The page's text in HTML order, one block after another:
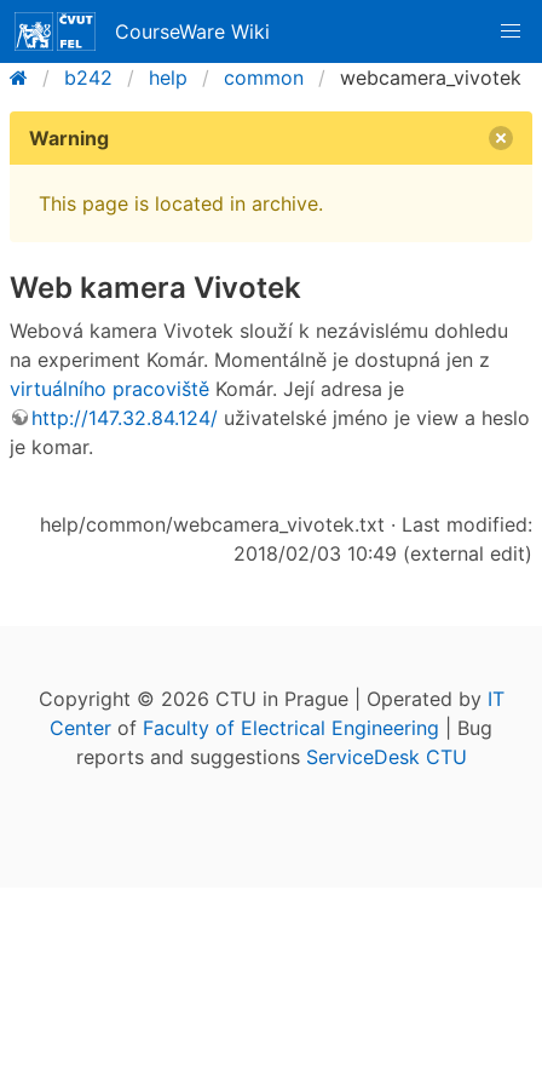
CourseWare Wiki
b242
help common webcamera_vivotek
Warning
This page is located in archive.
Web kamera Vivotek
Webová kamera Vivotek slouží k nezávislému dohledu
na experiment Komár. Momentálně je dostupná jen z
virtuálního pracoviště Komár. Její adresa je
http://147.32.84.124/ uživatelské jméno je view a heslo
je komar.
help/common/webcamera_vivotek.txt · Last modified:
2018/02/03 10:49 (external edit)
Copyright © 2026 CTU in Prague | Operated by IT
Center of Faculty of Electrical Engineering | Bug
reports and suggestions ServiceDesk CTU